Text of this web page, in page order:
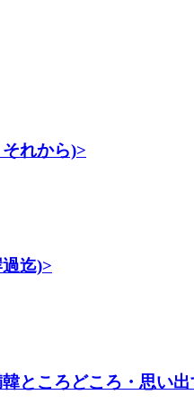
れから)>
迄)>
ところどころ・思い